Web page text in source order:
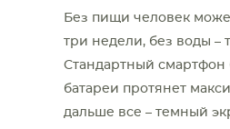
Без пищи человек
три недели, без воды –
Стандартный смартфон
батареи протянет
дальше все – темный